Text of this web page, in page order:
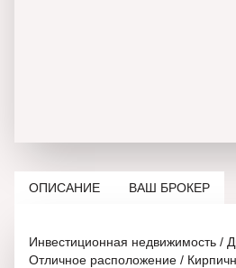
ОПИСАНИЕ ВАШ БРОКЕР
Инвестиционная недвижимость /
Отличное расположение /